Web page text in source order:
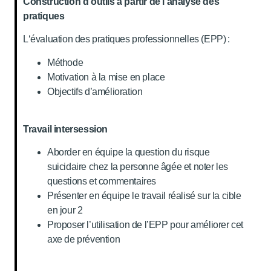
pratiques
L‘évaluation des pratiques professionnelles (EPP) :
Méthode
Motivation à la mise en place
Objectifs d’amélioration
Travail intersession
Aborder en équipe la question du risque
suicidaire chez la personne âgée et noter les
questions et commentaires
Présenter en équipe le travail réalisé sur la cible
en jour 2
Proposer l’utilisation de l’EPP pour améliorer cet
axe de prévention